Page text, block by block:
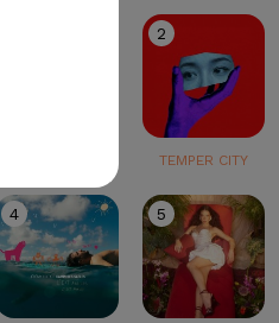
2
TEMPER CITY
4 5